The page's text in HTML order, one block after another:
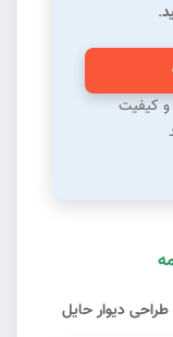
.
و کیفیت
دیوار حایل